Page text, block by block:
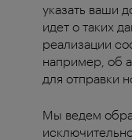
указать ваши
идет о таких
реализации
например, об
для отправки
Мы ведем